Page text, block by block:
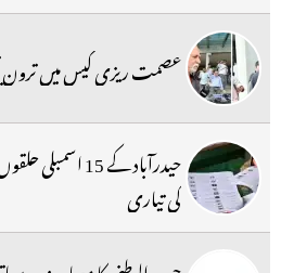
عصمت ریزی کیس میں ترون تیج پال
کی تیاری